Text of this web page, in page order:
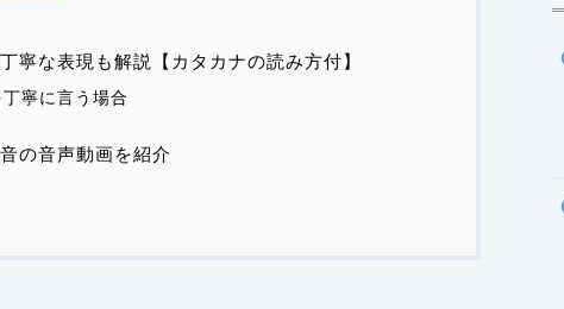
寧な表現も解説【カタカナの読み方付】
寧に言う場合
の音声動画を紹介